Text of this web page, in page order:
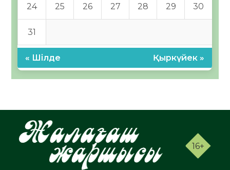
24 25 26 27 28 29 30
31
« Шілде Қыркүйек »
16+